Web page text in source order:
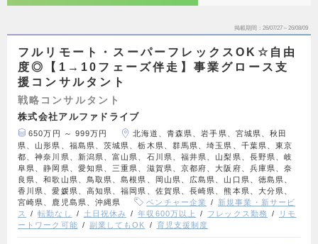
掲載期間 26/07/27～26/08/09
フルリモート・スーパーフレックスOK☆自由
度◎【1→10フェーズ伴走】事業グロース支
援コンサルタント
戦略コンサルタント
株式会社アルファドライブ
650万円 ～ 999万円
北海道、青森県、岩手県、宮城県、秋田
県、山形県、福島県、茨城県、栃木県、群馬県、埼玉県、千葉県、東京
都、神奈川県、新潟県、富山県、石川県、福井県、山梨県、長野県、岐
阜県、静岡県、愛知県、三重県、滋賀県、京都府、大阪府、兵庫県、奈
良県、和歌山県、鳥取県、島根県、岡山県、広島県、山口県、徳島県、
香川県、愛媛県、高知県、福岡県、佐賀県、長崎県、熊本県、大分県、
宮崎県、鹿児島県、沖縄県
ベンチャー企業
新規事業・新サービ
ス
転勤なし 土日祝休み 年収600万以上 フレックス勤務
リモ
ートワーク可能
副業してもOK 育児支援制度